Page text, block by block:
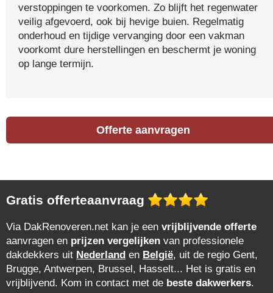
verstoppingen te voorkomen. Zo blijft het regenwater
veilig afgevoerd, ook bij hevige buien. Regelmatig
onderhoud en tijdige vervanging door een vakman
voorkomt dure herstellingen en beschermt je woning
op lange termijn.
Offerte aanvragen
Gratis offerteaanvraag
Via DakRenoveren.net kan je een vrijblijvende offerte
aanvragen en prijzen vergelijken van professionele
dakdekkers uit Nederland en België, uit de regio Gent,
Brugge, Antwerpen, Brussel, Hasselt... Het is gratis en
vrijblijvend. Kom in contact met de beste dakwerkers.